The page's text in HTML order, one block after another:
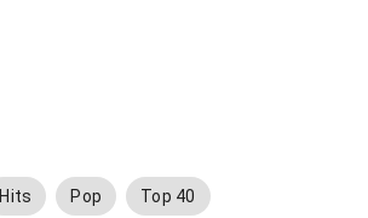
Hits Pop Top 40